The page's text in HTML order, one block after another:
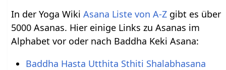
In der Yoga WikiAsana Liste von A-Z gibt es über
5000 Asanas. Hier einige Links zu Asanas im
Alphabet vor oder nach Baddha Keki Asana:
Baddha Hasta Utthita Sthiti Shalabhasana